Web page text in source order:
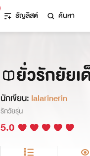
ธัญลิสต์ ค้นหา
ยั่วรักยัยเ
นักเขียน: lalarinerin
รักวัยรุ่น
5.0